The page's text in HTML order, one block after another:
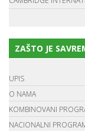
ZAŠTO JE
UPIS
O NAMA
KOMBINOVANI
NACIONALNI